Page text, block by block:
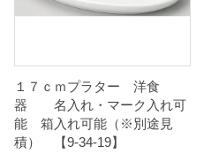
１７ｃｍプラター 洋食
器 名入れ・マーク入れ可
能 箱入れ可能（※別途見
積） 【9-34-19】